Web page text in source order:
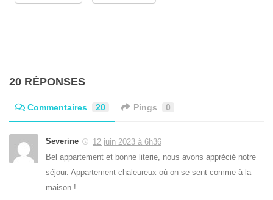
20 RÉPONSES
Commentaires 20 Pings 0
Severine
12 juin 2023 à 6h36
Bel appartement et bonne literie, nous avons apprécié notre
séjour. Appartement chaleureux où on se sent comme à la
maison !